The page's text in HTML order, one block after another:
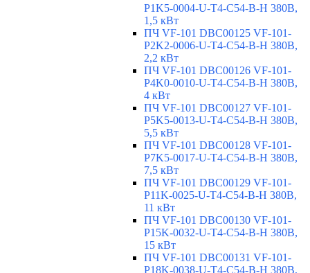
P1K5-0004-U-T4-C54-B-H 380В,
1,5 кВт
ПЧ VF-101 DBC00125 VF-101-
P2K2-0006-U-T4-C54-B-H 380В,
2,2 кВт
ПЧ VF-101 DBC00126 VF-101-
P4K0-0010-U-T4-C54-B-H 380В,
4 кВт
ПЧ VF-101 DBC00127 VF-101-
P5K5-0013-U-T4-C54-B-H 380В,
5,5 кВт
ПЧ VF-101 DBC00128 VF-101-
P7K5-0017-U-T4-C54-B-H 380В,
7,5 кВт
ПЧ VF-101 DBC00129 VF-101-
P11K-0025-U-T4-C54-B-H 380В,
11 кВт
ПЧ VF-101 DBC00130 VF-101-
P15K-0032-U-T4-C54-B-H 380В,
15 кВт
ПЧ VF-101 DBC00131 VF-101-
P18K-0038-U-T4-C54-B-H 380В,